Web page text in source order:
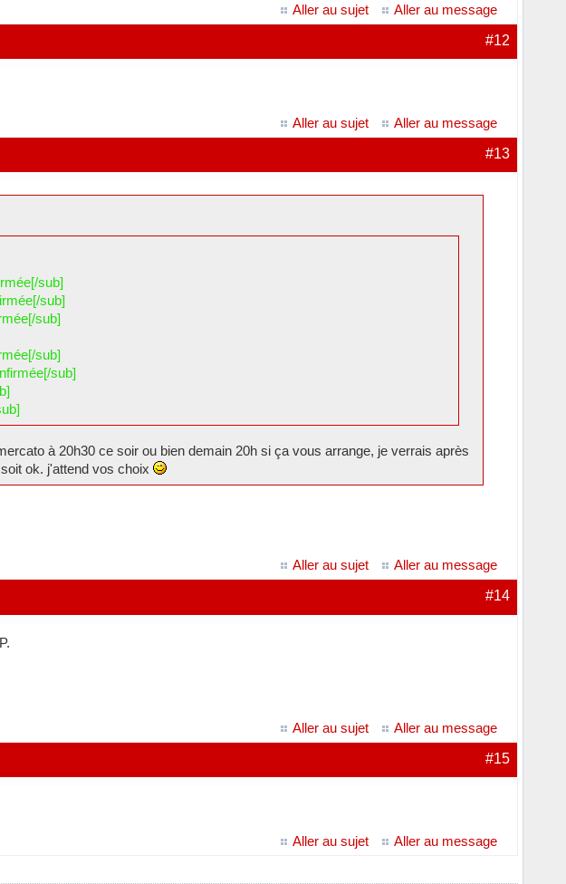
Aller au sujet Aller au message
#12
Aller au sujet Aller au message
#13
sub]
sub]
sub]
sub]
sub]
à 20h30 ce soir ou bien demain 20h si ça vous arrange, je verrais après
ok. j'attend vos choix
Aller au sujet Aller au message
#14
Aller au sujet Aller au message
#15
Aller au sujet
Aller au message